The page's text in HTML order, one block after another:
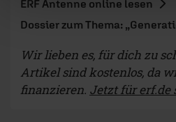
ERF Antenne online lesen
Dossier zum Thema:
Wir lieben es, für dich zu
Artikel sind kostenlos, da
finanzieren. Jetzt für erf.de